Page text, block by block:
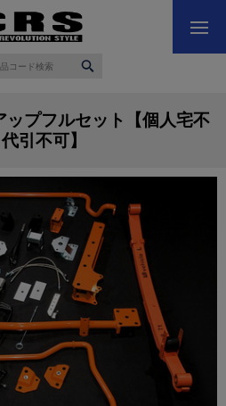
プフルセット【個人宅不
引不可】